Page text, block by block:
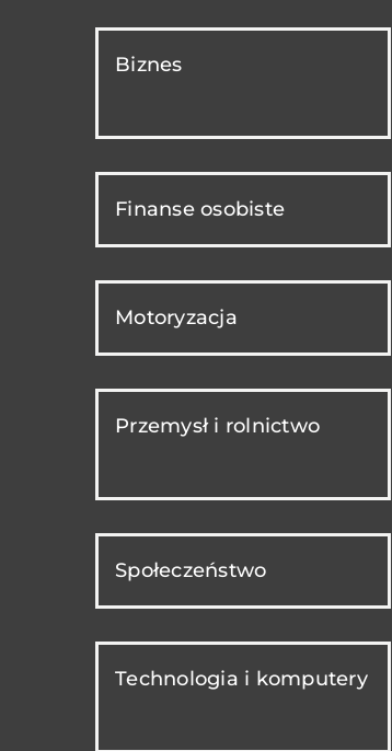
Biznes
Finanse osobiste
Motoryzacja
Przemysł i rolnictwo
Społeczeństwo
Technologia i komputery